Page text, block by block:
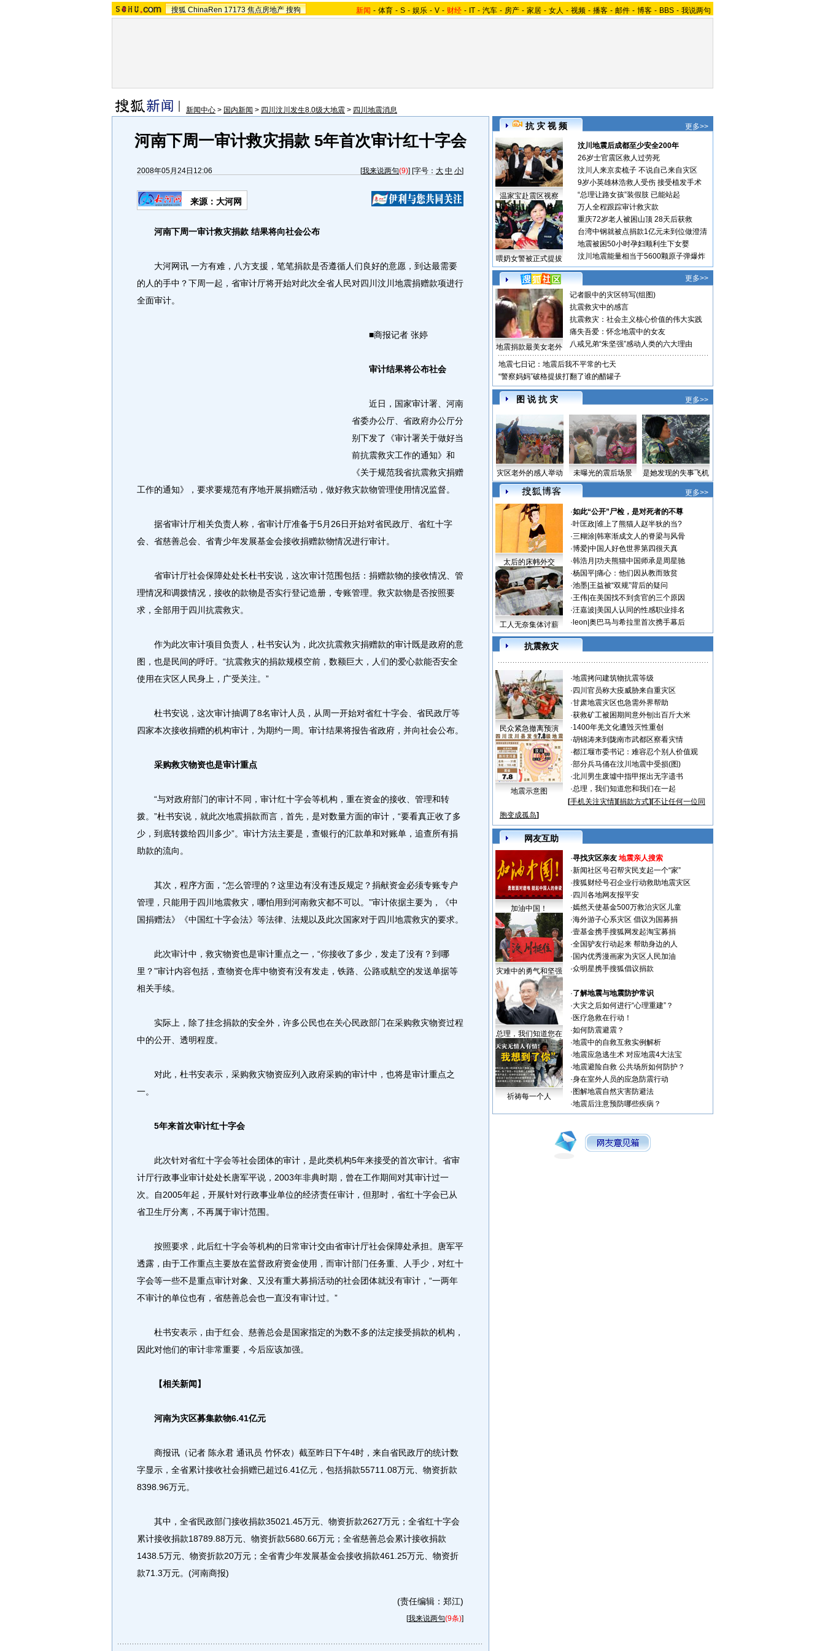
搜狐 ChinaRen 17173 焦点房地产 搜狗 新闻 - 体育 - S - 娱乐 - V - 财经 - IT - 汽车 - 房产 - 家居 - 女人 - 视频 - 播客 - 邮件 - 博客 - BBS - 我说两句
新闻中心 > 国内新闻 > 四川汶川发生8.0级大地震 > 四川地震消息
河南下周一审计救灾捐款 5年首次审计红十字会
2008年05月24日12:06 [我来说两句(9)] [字号： 大 中 小]
来源：大河网
河南下周一审计救灾捐款 结果将向社会公布
大河网讯 一方有难，八方支援，笔笔捐款是否遵循人们良好的意愿，到达最需要
的人的手中？下周一起，省审计厅将开始对此次全省人民对四川汶川地震捐赠款项进行
全面审计。
■商报记者 张婷
审计结果将公布社会
近日，国家审计署、河南
省委办公厅、省政府办公厅分
别下发了《审计署关于做好当
前抗震救灾工作的通知》和
《关于规范我省抗震救灾捐赠
工作的通知》，要求要规范有序地开展捐赠活动，做好救灾款物管理使用情况监督。
据省审计厅相关负责人称，省审计厅准备于5月26日开始对省民政厅、省红十字
会、省慈善总会、省青少年发展基金会接收捐赠款物情况进行审计。
省审计厅社会保障处处长杜书安说，这次审计范围包括：捐赠款物的接收情况、管
理情况和调拨情况，接收的款物是否实行登记造册，专账管理。救灾款物是否按照要
求，全部用于四川抗震救灾。
作为此次审计项目负责人，杜书安认为，此次抗震救灾捐赠款的审计既是政府的意
图，也是民间的呼吁。“抗震救灾的捐款规模空前，数额巨大，人们的爱心款能否安全
使用在灾区人民身上，广受关注。”
杜书安说，这次审计抽调了8名审计人员，从周一开始对省红十字会、省民政厅等
四家本次接收捐赠的机构审计，为期约一周。审计结果将报告省政府，并向社会公布。
采购救灾物资也是审计重点
“与对政府部门的审计不同，审计红十字会等机构，重在资金的接收、管理和转
拨。”杜书安说，就此次地震捐款而言，首先，是对数量方面的审计，“要看真正收了多
少，到底转拨给四川多少”。审计方法主要是，查银行的汇款单和对账单，追查所有捐
助款的流向。
其次，程序方面，“怎么管理的？这里边有没有违反规定？捐献资金必须专账专户
管理，只能用于四川地震救灾，哪怕用到河南救灾都不可以。”审计依据主要为，《中
国捐赠法》《中国红十字会法》等法律、法规以及此次国家对于四川地震救灾的要求。
此次审计中，救灾物资也是审计重点之一，“你接收了多少，发走了没有？到哪
里？”审计内容包括，查物资仓库中物资有没有发走，铁路、公路或航空的发送单据等
相关手续。
实际上，除了挂念捐款的安全外，许多公民也在关心民政部门在采购救灾物资过程
中的公开、透明程度。
对此，杜书安表示，采购救灾物资应列入政府采购的审计中，也将是审计重点之
一。
5年来首次审计红十字会
此次针对省红十字会等社会团体的审计，是此类机构5年来接受的首次审计。省审
计厅行政事业审计处处长唐军平说，2003年非典时期，曾在工作期间对其审计过一
次。自2005年起，开展针对行政事业单位的经济责任审计，但那时，省红十字会已从
省卫生厅分离，不再属于审计范围。
按照要求，此后红十字会等机构的日常审计交由省审计厅社会保障处承担。唐军平
透露，由于工作重点主要放在监督政府资金使用，而审计部门任务重、人手少，对红十
字会等一些不是重点审计对象、又没有重大募捐活动的社会团体就没有审计，“一两年
不审计的单位也有，省慈善总会也一直没有审计过。”
杜书安表示，由于红会、慈善总会是国家指定的为数不多的法定接受捐款的机构，
因此对他们的审计非常重要，今后应该加强。
【相关新闻】
河南为灾区募集款物6.41亿元
商报讯（记者 陈永君 通讯员 竹怀农）截至昨日下午4时，来自省民政厅的统计数
字显示，全省累计接收社会捐赠已超过6.41亿元，包括捐款55711.08万元、物资折款
8398.96万元。
其中，全省民政部门接收捐款35021.45万元、物资折款2627万元；全省红十字会
累计接收捐款18789.88万元、物资折款5680.66万元；全省慈善总会累计接收捐款
1438.5万元、物资折款20万元；全省青少年发展基金会接收捐款461.25万元、物资折
款71.3万元。(河南商报)
(责任编辑：郑江)
[我来说两句(9条)]
抗 灾 视 频 更多>>
温家宝赴震区视察
喂奶女警被正式提拔
汶川地震后成都至少安全200年
26岁士官震区救人过劳死
汶川人来京卖梳子 不说自己来自灾区
9岁小英雄林浩救人受伤 接受植发手术
“总理让路女孩”装假肢 已能站起
万人全程跟踪审计救灾款
重庆72岁老人被困山顶 28天后获救
台湾中钢就被点捐款1亿元未到位做澄清
地震被困50小时孕妇顺利生下女婴
汶川地震能量相当于5600颗原子弹爆炸
更多>>
地震捐款最美女老外
记者眼中的灾区特写(组图)
抗震救灾中的感言
抗震救灾：社会主义核心价值的伟大实践
痛失吾爱：怀念地震中的女友
八戒兄弟“朱坚强”感动人类的六大理由
地震七日记：地震后我不平常的七天
“警察妈妈”破格提拔打翻了谁的醋罐子
图 说 抗 灾 更多>>
灾区老外的感人举动 未曝光的震后场景 是她发现的失事飞机
更多>>
太后的床帏外交
工人无奈集体讨薪
·如此“公开”尸检，是对死者的不尊
·叶匡政| 谁上了熊猫人赵半狄的当?
·三糊涂| 韩寒渐成文人的脊梁与风骨
·博爱| 中国人好色世界第四很天真
·韩浩月 功夫熊猫中国师承是周星驰
·杨国平| 痛心：他们因从教而致贫
·池墨| 王益被“双规”背后的疑问
·王伟| 在美国找不到贪官的三个原因
·汪嘉波 美国人认同的性感职业排名
· leon 奥巴马与希拉里首次携手幕后
抗震救灾
民众紧急撤离预演
地震示意图
·地震拷问建筑物抗震等级
· 四川官员称大疫威胁来自重灾区
·甘肃地震灾区也急需外界帮助
·获救矿工被困期间意外刨出百斤大米
·1400年羌文化遭毁灭性重创
·胡锦涛来到陇南市武都区察看灾情
·都江堰市委书记：难容忍个别人价值观
·部分兵马俑在汶川地震中受损(图)
·北川男生废墟中指甲抠出无字遗书
·总理，我们知道您和我们在一起
[手机关注灾情][捐款方式][不让任何一位同
胞变成孤岛]
网友互助
加油中国！
灾难中的勇气和坚强
总理，我们知道您在
祈祷每一个人
·寻找灾区亲友 地震亲人搜索
·新闻社区号召帮灾民支起一个“家”
·搜狐财经号召企业行动救助地震灾区
· 四川各地网友报平安
·嫣然天使基金500万救治灾区儿童
·海外游子心系灾区 倡议为国募捐
·壹基金携手搜狐网发起淘宝募捐
·全国驴友行动起来 帮助身边的人
· 国内优秀漫画家为灾区人民加油
·众明星携手搜狐倡议捐款
·了解地震与地震防护常识
·大灾之后如何进行“心理重建”？
· 医疗急救在行动！
·如何防震避震？
·地震中的自救互救实例解析
·地震应急逃生术 对应地震4大法宝
·地震避险自救 公共场所如何防护？
·身在室外人员的应急防震行动
· 图解地震自然灾害防避法
·地震后注意预防哪些疾病？